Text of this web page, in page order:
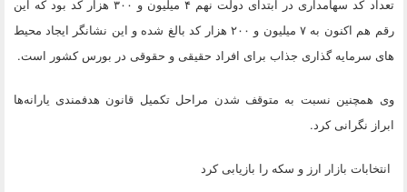
تعداد کد سهامداری در ابتدای دولت نهم ۴ میلیون و ۳۰۰ هزار کد بود که این
رقم هم اکنون به ۷ میلیون و ۲۰۰ هزار کد بالغ شده و این نشانگر ایجاد محیط
های سرمایه گذاری جذاب برای افراد حقیقی و حقوقی در بورس کشور است.
وی همچنین نسبت به متوقف شدن مراحل تکمیل قانون هدفمندی‌ یارانه‌ها
ابراز نگرانی کرد.
‌انتخابات بازار ارز و سکه را بازیابی کرد